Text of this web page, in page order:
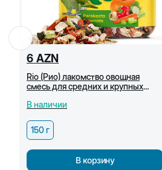
6 AZN
Rio (Рио) лакомство овощная
смесь для средних и крупных
В наличии
150 г
В корзину